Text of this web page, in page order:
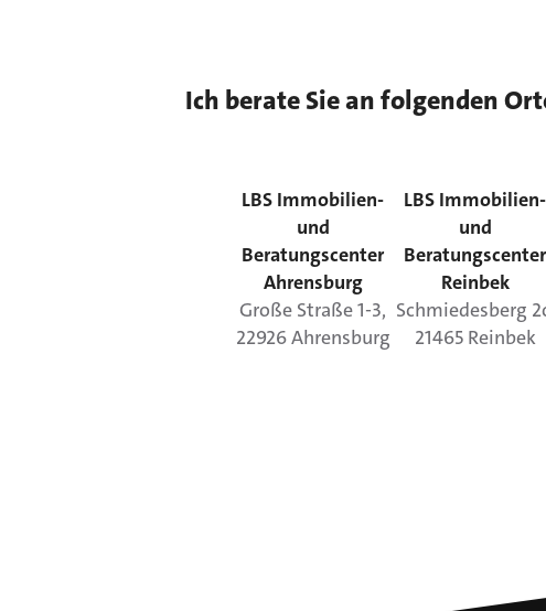
Ich berate Sie an folgenden
LBS Immobilien-
und
Beratungscenter
Ahrensburg
Große Straße1-3,
22926Ahrensburg
LBS Immobilien-
und
Beratungscenter
Reinbek
Schmiedesberg
21465 Reinbek